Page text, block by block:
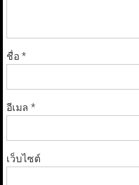
ชื่อ*
อีเมล *
เว็บไซต์